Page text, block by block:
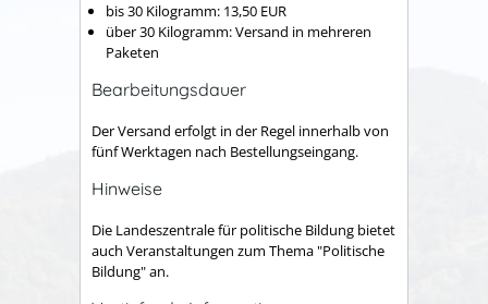
bis 30 Kilogramm: 13,50 EUR
über 30 Kilogramm: Versand in mehreren
Paketen
Bearbeitungsdauer
Der Versand erfolgt in der Regel innerhalb von
fünf Werktagen nach Bestellungseingang.
Hinweise
Die Landeszentrale für politische Bildung bietet
auch Veranstaltungen zum Thema "Politische
Bildung" an.